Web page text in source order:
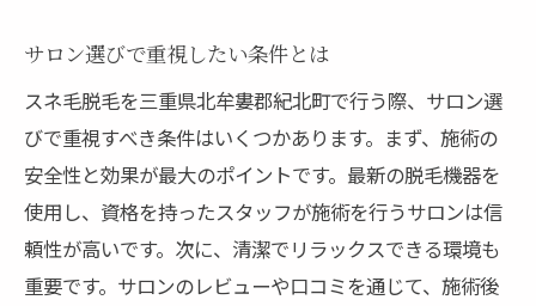
サロン選びで重視したい条件とは
スネ毛脱毛を三重県北牟婁郡紀北町で行う際、サロン選
びで重視すべき条件はいくつかあります。まず、施術の
安全性と効果が最大のポイントです。最新の脱毛機器を
使用し、資格を持ったスタッフが施術を行うサロンは信
頼性が高いです。次に、清潔でリラックスできる環境も
重要です。サロンのレビューや口コミを通じて、施術後